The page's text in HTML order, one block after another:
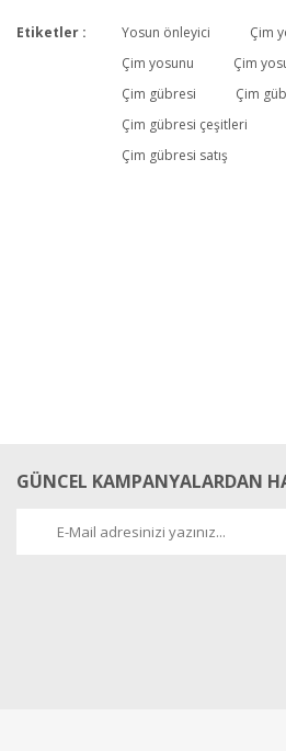
Bu ürüne ilk yorumu
Yorum Yaz
Etiketler : Yosun önleyici
Çim
Çim yosunu
Çim
Çim gübresi
Çim
Çim gübresi çeşitleri
Çim gübresi satış
GÜNCEL KAMPANYALARDAN